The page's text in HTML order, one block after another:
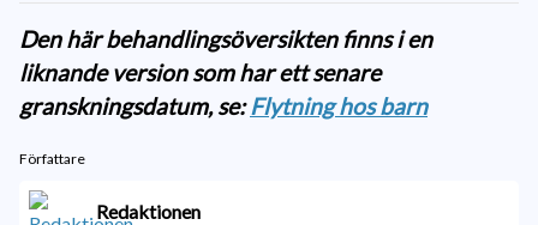
Den här behandlingsöversikten finns i en
liknande version som har ett senare
granskningsdatum, se:Flytning hos barn
Författare
Redaktionen